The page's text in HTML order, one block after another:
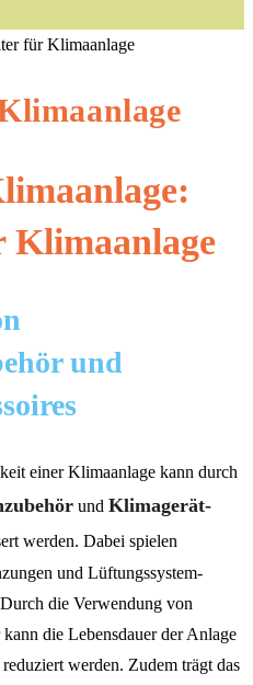
Klimaanlage
und
einer Klimaanlage kann durch
und Klimagerät-
werden. Dabei spielen
und Lüftungssystem-
die Verwendung von
die Lebensdauer der Anlage
werden. Zudem trägt das